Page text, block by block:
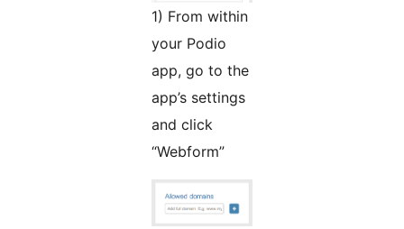
1) From within
your Podio
app, go to the
app’s settings
and click
“Webform”